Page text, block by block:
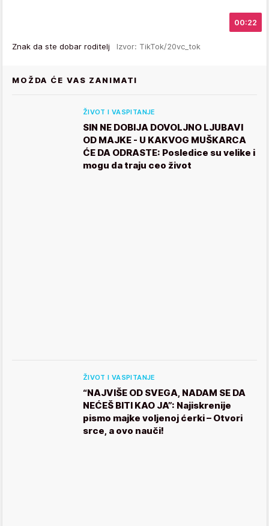
00:22
Znak da ste dobar roditelj Izvor: TikTok/20vc_tok
MOŽDA ĆE VAS ZANIMATI
ŽIVOT I VASPITANJE
SIN NE DOBIJA DOVOLJNO LJUBAVI
OD MAJKE - U KAKVOG MUŠKARCA
ĆE DA ODRASTE: Posledice su velike i
mogu da traju ceo život
ŽIVOT I VASPITANJE
“NAJVIŠE OD SVEGA, NADAM SE DA
NEĆEŠ BITI KAO JA”: Najiskrenije
pismo majke voljenoj ćerki – Otvori
srce, a ovo nauči!